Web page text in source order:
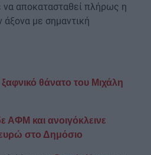
να αποκατασταθεί πλήρως η
με σημαντική
θάνατο του Μιχάλη
και ανοιγόκλεινε
ευρώ στο Δημόσιο